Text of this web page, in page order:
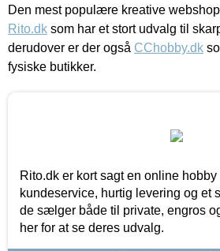
Den mest populære kreative
Rito.dk som har et stort udvalg til
derudover er der også CChobby.dk
fysiske butikker.
Rito.dk er kort sagt en online
kundeservice, hurtig levering og et
de sælger både til private, engros
her for at se deres udvalg.